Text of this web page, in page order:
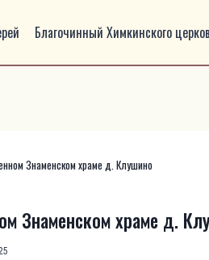
Благочинный Химкинского
Знаменском храме д. Клушино
Знаменском храме д.